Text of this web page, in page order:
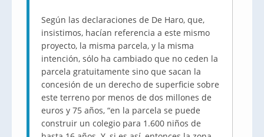
Según las declaraciones de De Haro, que,
insistimos, hacían referencia a este mismo
proyecto, la misma parcela, y la misma
intención, sólo ha cambiado que no ceden la
parcela gratuitamente sino que sacan la
concesión de un derecho de superficie sobre
este terreno por menos de dos millones de
euros y 75 años, “en la parcela se puede
construir un colegio para 1.600 niños de